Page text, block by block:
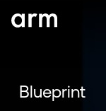
聯絡技術支援
Blueprint